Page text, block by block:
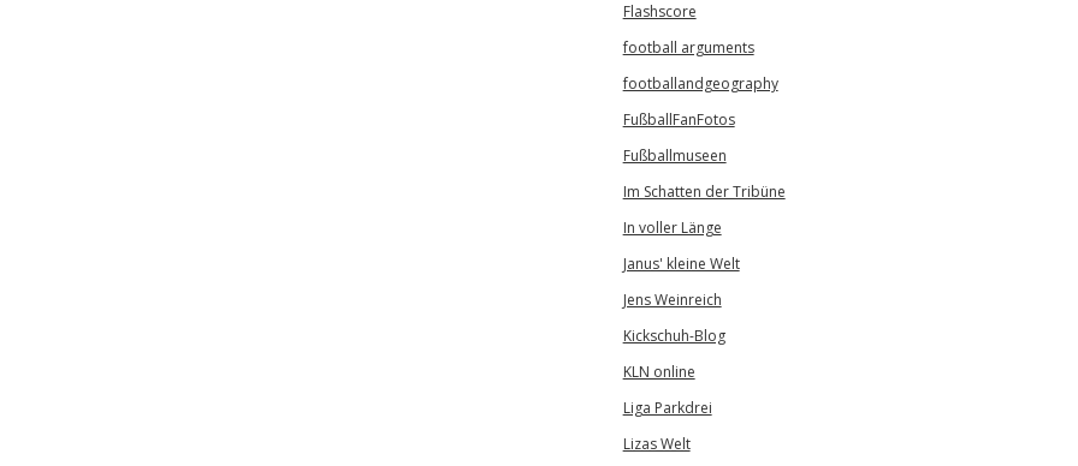
Flashscore
football arguments
footballandgeography
FußballFanFotos
Fußballmuseen
Im Schatten der Tribüne
In voller Länge
Janus' kleine Welt
Jens Weinreich
Kickschuh-Blog
KLN online
Liga Parkdrei
Lizas Welt